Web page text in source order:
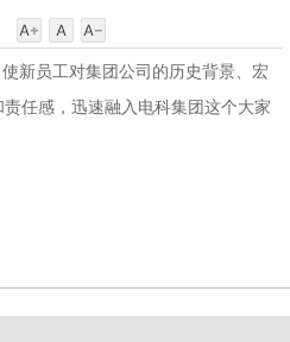
新员工对集团公司的历史背景、宏
任感，迅速融入电科集团这个大家